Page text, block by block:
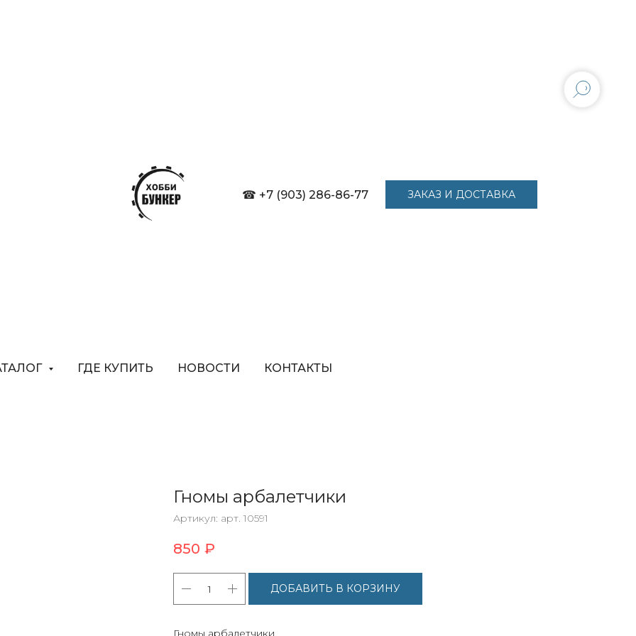
☎ +7 (903) 286-86-77 ЗАКАЗ И ДОСТАВКА
ГДЕ КУПИТЬ НОВОСТИ КОНТАКТЫ
Гномы арбалетчики
Артикул: арт. 10591
850 ₽
ДОБАВИТЬ В КОРЗИНУ
Гномы арбалетчики